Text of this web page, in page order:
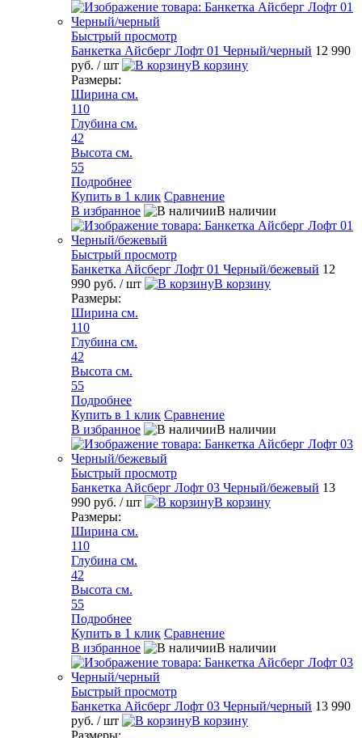
Быстрый просмотр
Банкетка Айсберг Лофт 01 Черный/черный 12 990
руб. / шт
В корзину
Размеры:
Ширина см.
110
Глубина см.
42
Высота см.
55
Подробнее
Купить в 1 клик Сравнение
В избранное
В наличии
Быстрый просмотр
Банкетка Айсберг Лофт 01 Черный/бежевый 12
990 руб. / шт
В корзину
Размеры:
Ширина см.
110
Глубина см.
42
Высота см.
55
Подробнее
Купить в 1 клик Сравнение
В избранное
В наличии
Быстрый просмотр
Банкетка Айсберг Лофт 03 Черный/бежевый 13
990 руб. / шт
В корзину
Размеры:
Ширина см.
110
Глубина см.
42
Высота см.
55
Подробнее
Купить в 1 клик Сравнение
В избранное
В наличии
Быстрый просмотр
Банкетка Айсберг Лофт 03 Черный/черный 13 990
руб. / шт
В корзину
Размеры: